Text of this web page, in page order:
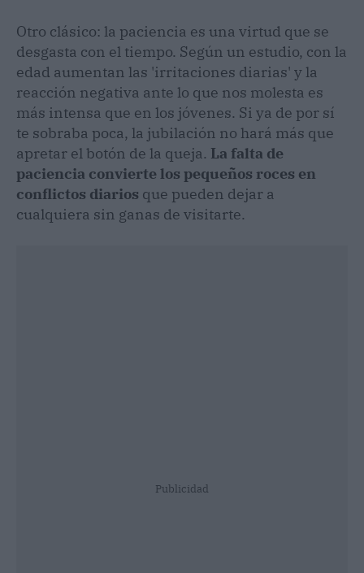
Otro clásico: la paciencia es una virtud que se
desgasta con el tiempo. Según un estudio, con la
edad aumentan las 'irritaciones diarias' y la
reacción negativa ante lo que nos molesta es
más intensa que en los jóvenes. Si ya de por sí
te sobraba poca, la jubilación no hará más que
apretar el botón de la queja. La falta de
paciencia convierte los pequeños roces en
conflictos diarios que pueden dejar a
cualquiera sin ganas de visitarte.
Publicidad